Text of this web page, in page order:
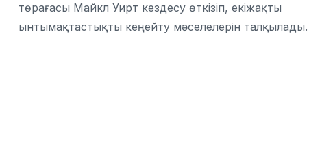
төрағасы Майкл Уирт кездесу өткізіп, екіжақты
ынтымақтастықты кеңейту мәселелерін талқылады.